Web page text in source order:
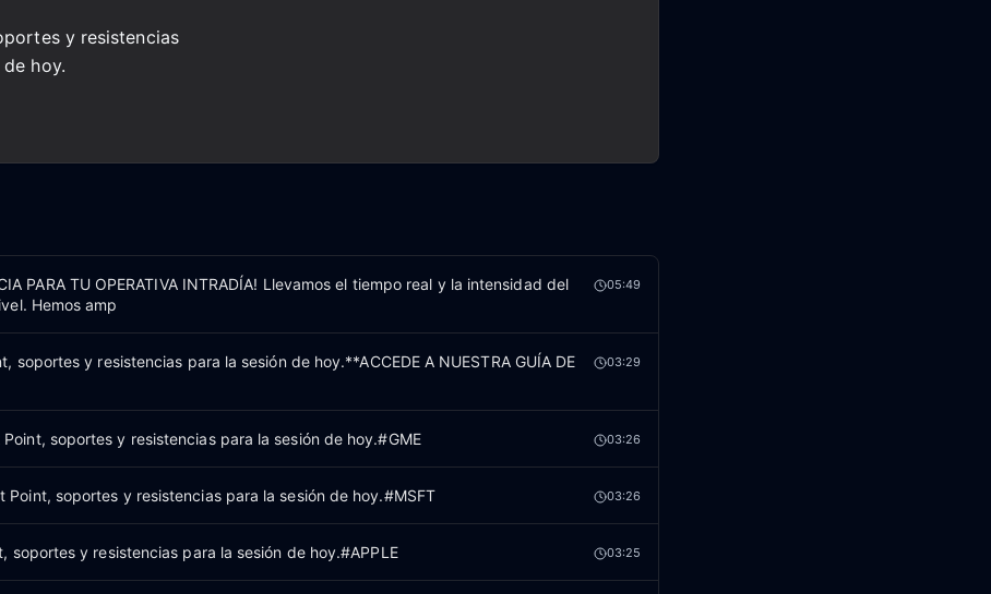
y resistencias
hoy.
PARA TU OPERATIVA INTRADÍA! Llevamos el tiempo real y la intensidad del
Hemos amp
05:49
soportes y resistencias para la sesión de hoy.**ACCEDE A NUESTRA GUÍA DE
03:29
Point, soportes y resistencias para la sesión de hoy.#GME 03:26
Point, soportes y resistencias para la sesión de hoy.#MSFT 03:26
soportes y resistencias para la sesión de hoy.#APPLE 03:25